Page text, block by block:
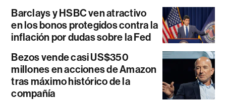
Barclays y HSBC ven atractivo
en los bonos protegidos contra la
inflación por dudas sobre la Fed
Bezos vende casi US$350
millones en acciones de Amazon
tras máximo histórico de la
compañía